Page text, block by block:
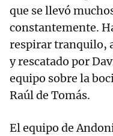
que se llevó
constantemente.
respirar tranquilo,
y rescatado por
equipo sobre la
Raúl de Tomás.
El equipo de